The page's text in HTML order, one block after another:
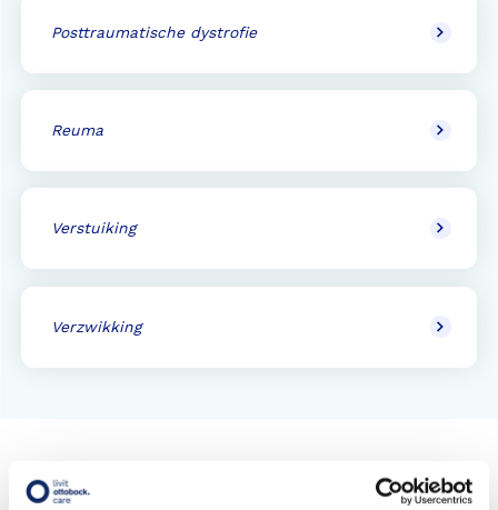
Posttraumatische dystrofie
Reuma
Verstuiking
Verzwikking